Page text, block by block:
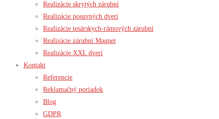
Realizácie skrytých zárubní
Realizácie posuvných dverí
Realizácie tesárskych-rámových zárubní
Realizácie zárubní Magnet
Realizácie XXL dverí
Kontakt
Referencie
Reklamačný poriadok
Blog
GDPR